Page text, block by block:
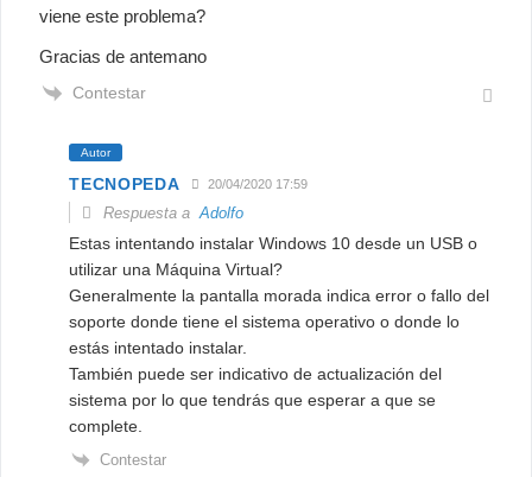
viene este problema?
Gracias de antemano
Contestar
Autor
TECNOPEDA 20/04/2020 17:59
Respuesta aAdolfo
Estas intentando instalar Windows 10 desde un USB o
utilizar una Máquina Virtual?
Generalmente la pantalla morada indica error o fallo del
soporte donde tiene el sistema operativo o donde lo
estás intentado instalar.
También puede ser indicativo de actualización del
sistema por lo que tendrás que esperar a que se
complete.
Contestar